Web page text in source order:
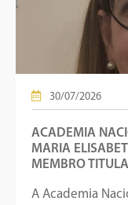
30/07/2026
ACADEMIA
MARIA
MEMBRO
A Academia